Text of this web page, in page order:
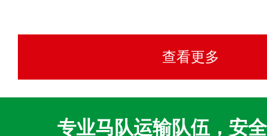
查看更多
专业马队运输队伍，安